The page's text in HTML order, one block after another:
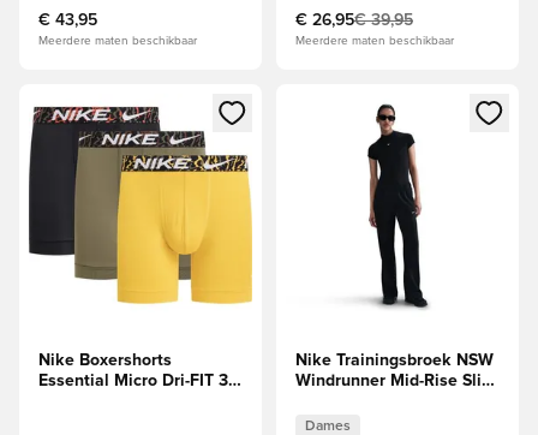
€ 43,95
Meerdere maten beschikbaar
€ 26,95€ 39,95
Meerdere maten beschikbaar
Opent een venster om in te loggen of je aan te melden als
Nike Boxershorts
Essential Micro Dri-FIT 3-
Opent een venster om in te
Nike Trainingsbroek NSW
Windrunner Mid-Rise Slim
Dames